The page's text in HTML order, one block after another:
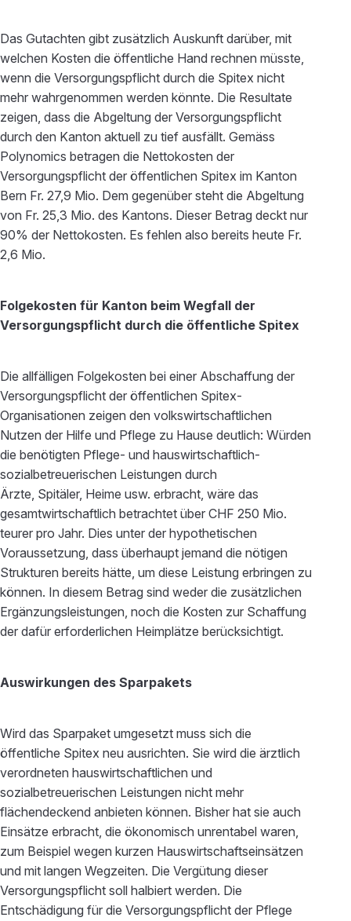
Das Gutachten gibt zusätzlich Auskunft darüber, mit
welchen Kosten die öffentliche Hand rechnen müsste,
wenn die Versorgungspflicht durch die Spitex nicht
mehr wahrgenommen werden könnte. Die Resultate
zeigen, dass die Abgeltung der Versorgungspflicht
durch den Kanton aktuell zu tief ausfällt. Gemäss
Polynomics betragen die Nettokosten der
Versorgungspflicht der öffentlichen Spitex im Kanton
Bern Fr. 27,9 Mio. Dem gegenüber steht die Abgeltung
von Fr. 25,3 Mio. des Kantons. Dieser Betrag deckt nur
90% der Nettokosten. Es fehlen also bereits heute Fr.
2,6 Mio.
Folgekosten für Kanton beim Wegfall der
Versorgungspflicht durch die öffentliche Spitex
Die allfälligen Folgekosten bei einer Abschaffung der
Versorgungspflicht der öffentlichen Spitex-
Organisationen zeigen den volkswirtschaftlichen
Nutzen der Hilfe und Pflege zu Hause deutlich: Würden
die benötigten Pflege- und hauswirtschaftlich-
sozialbetreuerischen Leistungen durch
Ärzte, Spitäler, Heime usw. erbracht, wäre das
gesamtwirtschaftlich betrachtet über CHF 250 Mio.
teurer pro Jahr. Dies unter der hypothetischen
Voraussetzung, dass überhaupt jemand die nötigen
Strukturen bereits hätte, um diese Leistung erbringen zu
können. In diesem Betrag sind weder die zusätzlichen
Ergänzungsleistungen, noch die Kosten zur Schaffung
der dafür erforderlichen Heimplätze berücksichtigt.
Auswirkungen des Sparpakets
Wird das Sparpaket umgesetzt muss sich die
öffentliche Spitex neu ausrichten. Sie wird die ärztlich
verordneten hauswirtschaftlichen und
sozialbetreuerischen Leistungen nicht mehr
flächendeckend anbieten können. Bisher hat sie auch
Einsätze erbracht, die ökonomisch unrentabel waren,
zum Beispiel wegen kurzen Hauswirtschaftseinsätzen
und mit langen Wegzeiten. Die Vergütung dieser
Versorgungspflicht soll halbiert werden. Die
Entschädigung für die Versorgungspflicht der Pflege